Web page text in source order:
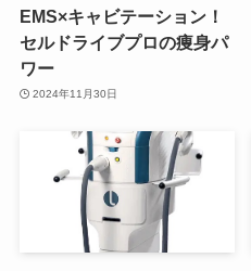
EMS×キャビテーション！
セルドライブプロの痩身パ
ワー
2024年11月30日